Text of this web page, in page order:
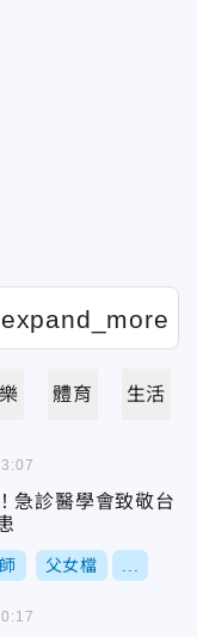
體育 生活
急診醫學會致敬台
父女檔